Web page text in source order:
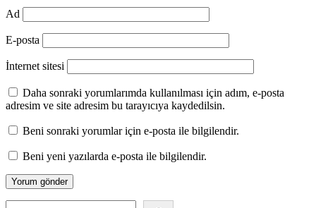
Ad
E-posta
İnternet sitesi
Daha sonraki yorumlarımda kullanılması için adım, e-posta
adresim ve site adresim bu tarayıcıya kaydedilsin.
Beni sonraki yorumlar için e-posta ile bilgilendir.
Beni yeni yazılarda e-posta ile bilgilendir.